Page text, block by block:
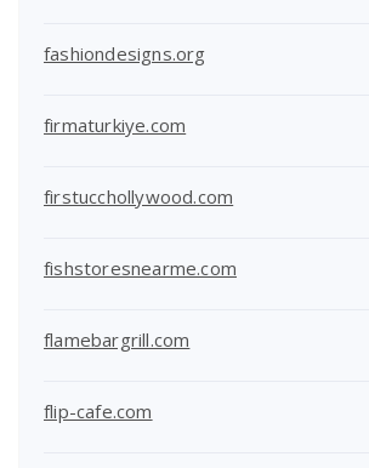
fashiondesigns.org
firmaturkiye.com
firstucchollywood.com
fishstoresnearme.com
flamebargrill.com
flip-cafe.com